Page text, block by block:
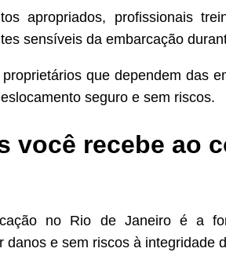
apropriados, profissionais
sensíveis da embarcação
que dependem das
seguro e sem riscos.
você recebe ao
no Rio de Janeiro é a
danos e sem riscos à integridade